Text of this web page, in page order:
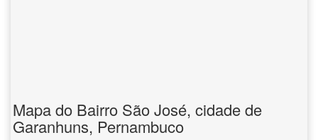
Mapa do Bairro São José, cidade de
Garanhuns, Pernambuco